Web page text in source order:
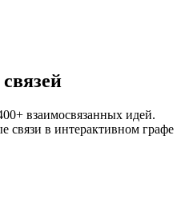
взаимосвязанных идей.
связи в интерактивном графе